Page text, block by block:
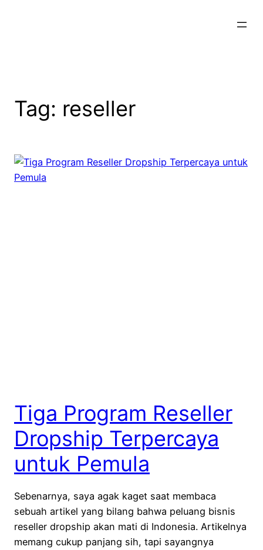
Tag: reseller
Tiga Program Reseller
Dropship Terpercaya
untuk Pemula
Sebenarnya, saya agak kaget saat membaca
sebuah artikel yang bilang bahwa peluang bisnis
reseller dropship akan mati di Indonesia. Artikelnya
memang cukup panjang sih, tapi sayangnya